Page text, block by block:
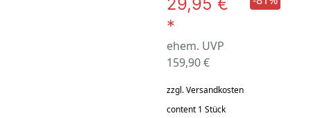
*
ehem. UVP
159,90 €
zzgl. Versandkosten
content 1 Stück